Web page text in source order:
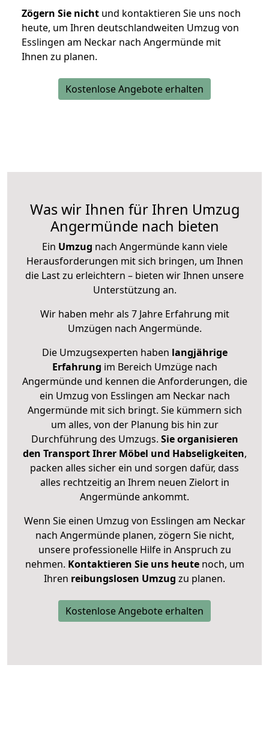
Zögern Sie nicht und kontaktieren Sie uns noch
heute, um Ihren deutschlandweiten Umzug von
Esslingen am Neckar nach Angermünde mit
Ihnen zu planen.
Kostenlose Angebote erhalten
Was wir Ihnen für Ihren Umzug
Angermünde nach bieten
Ein Umzug nach Angermünde kann viele
Herausforderungen mit sich bringen, um Ihnen
die Last zu erleichtern – bieten wir Ihnen unsere
Unterstützung an.
Wir haben mehr als 7 Jahre Erfahrung mit
Umzügen nach Angermünde.
Die Umzugsexperten haben langjährige
Erfahrung im Bereich Umzüge nach
Angermünde und kennen die Anforderungen, die
ein Umzug von Esslingen am Neckar nach
Angermünde mit sich bringt. Sie kümmern sich
um alles, von der Planung bis hin zur
Durchführung des Umzugs. Sie organisieren
den Transport Ihrer Möbel und Habseligkeiten,
packen alles sicher ein und sorgen dafür, dass
alles rechtzeitig an Ihrem neuen Zielort in
Angermünde ankommt.
Wenn Sie einen Umzug von Esslingen am Neckar
nach Angermünde planen, zögern Sie nicht,
unsere professionelle Hilfe in Anspruch zu
nehmen. Kontaktieren Sie uns heutenoch, um
Ihren reibungslosen Umzug zu planen.
Kostenlose Angebote erhalten